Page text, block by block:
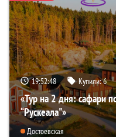
19:52:47 Купили:6
«Тур на 2 дня: сафари
“Рускеала"»
Достоевская